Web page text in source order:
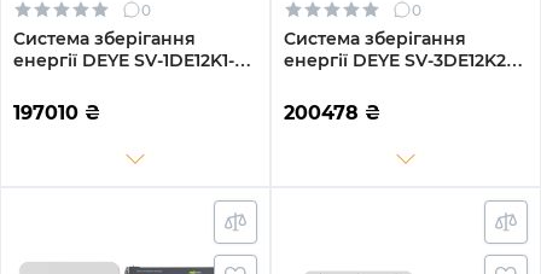
0
Система зберігання
енергії DEYE SV-1DE12K1-
3BAT LiFePO4 ≥6000
циклів (SV-1DE12K1-
197010 ₴
0
Система зберігання
енергії DEYE SV-3DE12K2-
3BAT LiFePO4 ≥6000
циклів (SV-3DE12K2-
200478 ₴